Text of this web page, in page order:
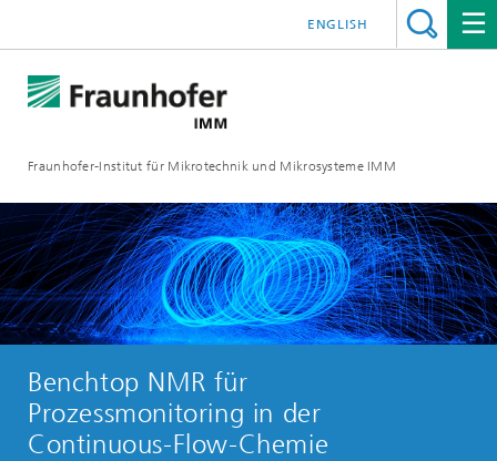
Fraunhofer-Institut für Mikrotechnik und Mikrosysteme IMM
ENGLISH
Benchtop NMR für
Prozessmonitoring in der
Continuous-Flow-Chemie